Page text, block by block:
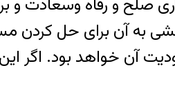
صلح و رفاه وسعادت
به آن برای حل کردن
آن خواهد بود. اگر